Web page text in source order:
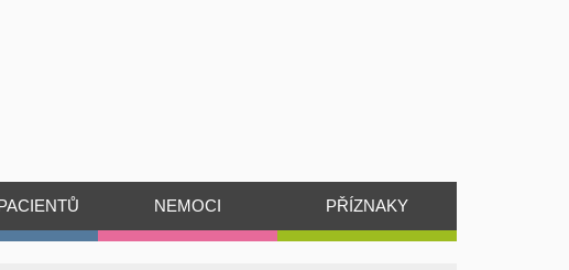
NEMOCI PŘÍZNAKY